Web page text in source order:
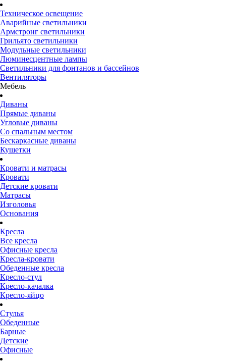
Техническое освещение
Аварийные светильники
Армстронг светильники
Грильято светильники
Модульные светильники
Люминесцентные лампы
Светильники для фонтанов и бассейнов
Вентиляторы
Мебель
Диваны
Прямые диваны
Угловые диваны
Со спальным местом
Бескаркасные диваны
Кушетки
Кровати и матрасы
Кровати
Детские кровати
Матрасы
Изголовья
Основания
Кресла
Все кресла
Офисные кресла
Кресла-кровати
Обеденные кресла
Кресло-стул
Кресло-качалка
Кресло-яйцо
Стулья
Обеденные
Барные
Детские
Офисные